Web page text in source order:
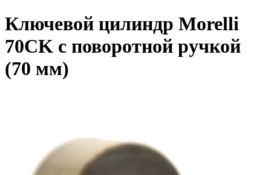
Ключевой цилиндр Morelli
70CK с поворотной ручкой
(70 мм)